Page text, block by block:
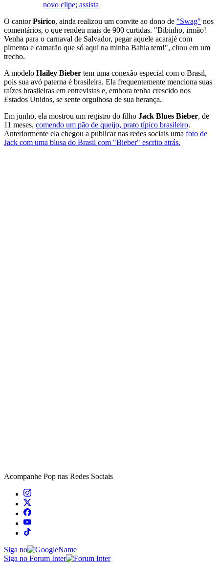
novo clipe; assista
O cantorPsirico, ainda realizou um convite ao dono de "Swag" nos
comentários, o que rendeu mais de 900 curtidas. "Bibinho, irmão!
Venha para o carnaval de Salvador, pegar aquele acarajé com
pimenta e camarão que só aqui na minha Bahia tem!", citou em um
trecho.
A modelo Hailey Bieber tem uma conexão especial com o Brasil,
pois sua avó paterna é brasileira. Ela frequentemente menciona suas
raízes brasileiras em entrevistas e, embora tenha crescido nos
Estados Unidos, se sente orgulhosa de sua herança.
Em junho, ela mostrou um registro do filho Jack Blues Bieber, de
11 meses, comendo um pão de queijo, prato típico brasileiro.
Anteriormente ela chegou a publicar nas redes sociais uma foto de
Jack com uma blusa do Brasil com "Bieber" escrito atrás.
Acompanhe Pop nas Redes Sociais
Siga no
Siga no Forum Inter